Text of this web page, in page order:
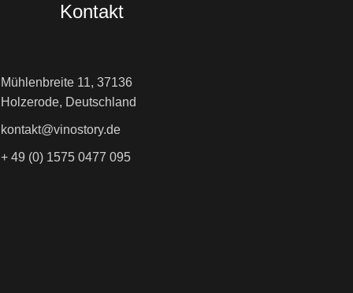
Kontakt
Mühlenbreite 11, 37136
Holzerode, Deutschland
kontakt@vinostory.de
+ 49 (0) 1575 0477 095